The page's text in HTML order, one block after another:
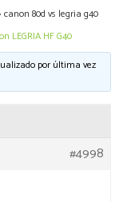
› canon 80d vs legria g40
LEGRIA HF G40
por última vez
#4998